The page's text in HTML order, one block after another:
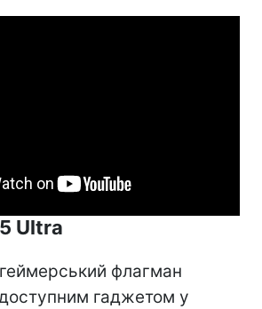
Ultra
флагман
гаджетом у